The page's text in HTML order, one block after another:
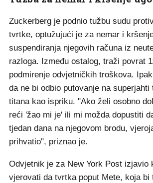
Zuckerberg je podnio tužbu sudu
tvrtke, optužujući je za nemar i
suspendiranja njegovih računa iz
razloga. Između ostalog, traži povrat
podmirenje odvjetničkih troškova.
da ne bi odbio putovanje na superjahti
titana kao ispriku. "Ako želi osobno
reći 'žao mi je' ili mi možda dopustiti
tjedan dana na njegovom brodu,
prihvatio", priznao je.
Odvjetnik je za New York Post izjavio
vjerovati da tvrtka poput Mete, koja bi